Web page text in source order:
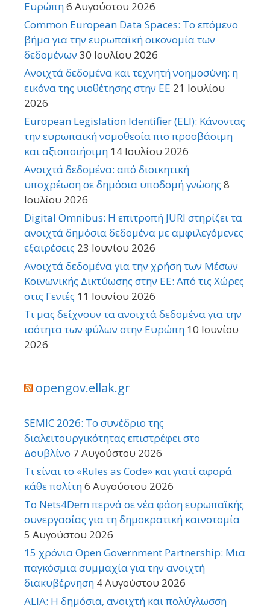
Ευρώπη6 Αυγούστου 2026
Common European Data Spaces: Το επόμενο
βήμα για την ευρωπαϊκή οικονομία των
δεδομένων 30 Ιουλίου 2026
Ανοιχτά δεδομένα και τεχνητή νοημοσύνη: η
εικόνα της υιοθέτησης στην ΕΕ 21 Ιουλίου
2026
European Legislation Identifier (ELI): Κάνοντας
την ευρωπαϊκή νομοθεσία πιο προσβάσιμη
και αξιοποιήσιμη 14 Ιουλίου 2026
Ανοιχτά δεδομένα: από διοικητική
υποχρέωση σε δημόσια υποδομή γνώσης 8
Ιουλίου 2026
Digital Omnibus: Η επιτροπή JURI στηρίζει τα
ανοιχτά δημόσια δεδομένα με αμφιλεγόμενες
εξαιρέσεις 23 Ιουνίου 2026
Ανοιχτά δεδομένα για την χρήση των Μέσων
Κοινωνικής Δικτύωσης στην ΕΕ: Από τις Χώρες
στις Γενιές 11 Ιουνίου 2026
Τι μας δείχνουν τα ανοιχτά δεδομένα για την
ισότητα των φύλων στην Ευρώπη 10 Ιουνίου
2026
opengov.ellak.gr
SEMIC 2026: Το συνέδριο της
διαλειτουργικότητας επιστρέφει στο
Δουβλίνο 7 Αυγούστου 2026
Τι είναι το «Rules as Code» και γιατί αφορά
κάθε πολίτη6 Αυγούστου 2026
Το Nets4Dem περνά σε νέα φάση ευρωπαϊκής
συνεργασίας για τη δημοκρατική καινοτομία
5 Αυγούστου 2026
15 χρόνια Open Government Partnership: Μια
παγκόσμια συμμαχία για την ανοιχτή
διακυβέρνηση 4 Αυγούστου 2026
ALIA: Η δημόσια, ανοιχτή και πολύγλωσση